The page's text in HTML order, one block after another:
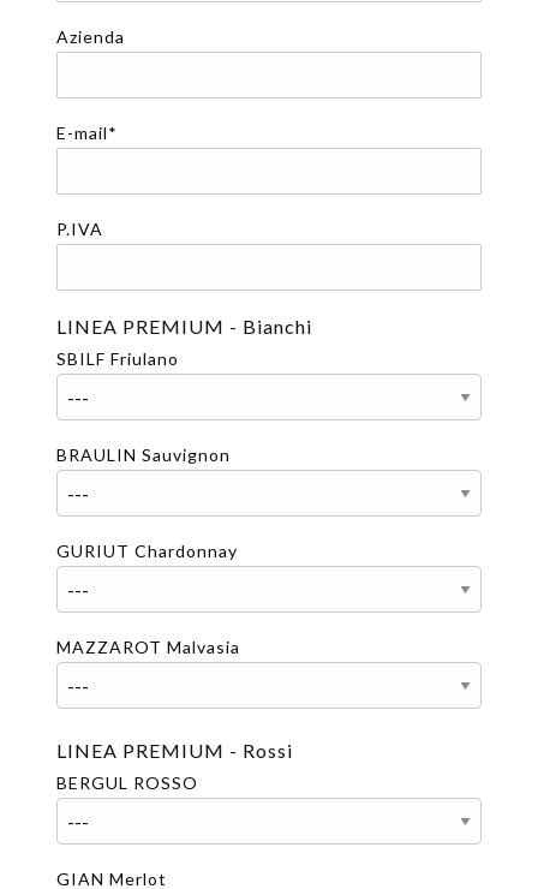
Azienda
E-mail*
P.IVA
LINEA PREMIUM - Bianchi
SBILF Friulano
BRAULIN Sauvignon
GURIUT Chardonnay
MAZZAROT Malvasia
LINEA PREMIUM - Rossi
BERGUL ROSSO
GIAN Merlot